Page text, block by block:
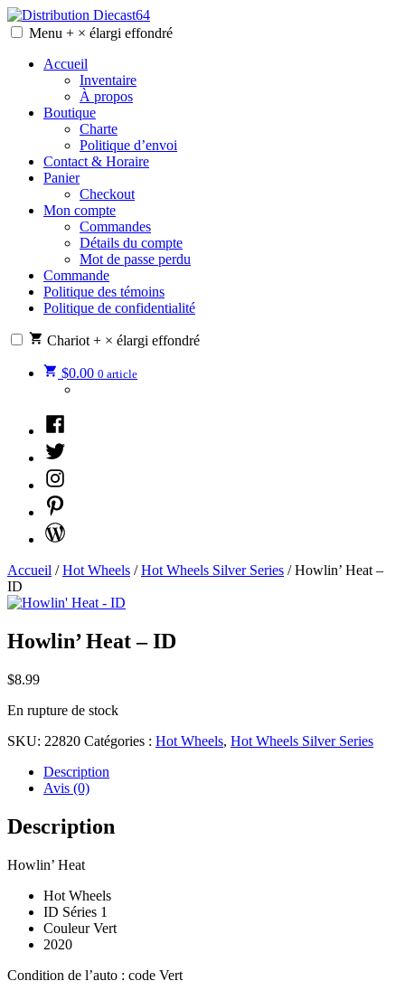
Skip
to
Distribution Diecast64
Une passion, un mode de vie.
Menu + × élargi effondré
Accueil
Inventaire
À propos
Boutique
Charte
Politique d’envoi
Contact & Horaire
Panier
Checkout
Mon compte
Commandes
Détails du compte
Mot de passe perdu
Commande
Politique des témoins
Politique de confidentialité
Chariot + × élargi effondré
$0.00 0 article
Facebook
Twitter
Instagram
Pinterest
WordPress
Accueil /Hot Wheels /Hot Wheels Silver Series / Howlin’ Heat –
ID
Howlin’ Heat – ID
$8.99
En rupture de stock
SKU: 22820 Catégories : Hot Wheels, Hot Wheels Silver Series
Description
Avis (0)
Description
Howlin’ Heat
Hot Wheels
ID Séries 1
Couleur Vert
2020
Condition de l’auto : code Vert